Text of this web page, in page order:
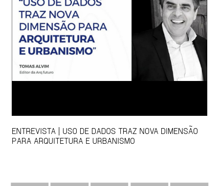
ENTREVISTA | USO DE DADOS TRAZ NOVA DIMENSÃO
PARA ARQUITETURA E URBANISMO